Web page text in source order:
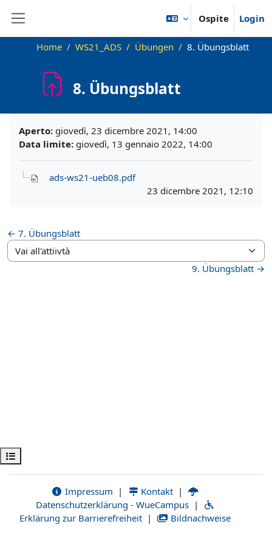
Ospite Login
Apri indice del corso
Home WS21_ADS Übungen 8. Übungsblatt
8. Übungsblatt
Aperto: giovedì, 23 dicembre 2021, 14:00
Data limite: giovedì, 13 gennaio 2022, 14:00
ads-ws21-ueb08.pdf
23 dicembre 2021, 12:10
← 7. Übungsblatt
Vai all'attiivtà
9. Übungsblatt →
Impressum | Kontakt |
Datenschutzerklärung - WueCampus |
Erklärung zur Barrierefreiheit | Bildnachweise